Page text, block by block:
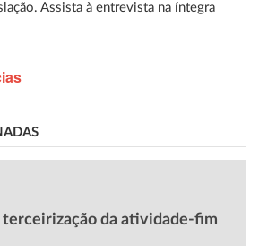
Assista à entrevista na íntegra
terceirização da atividade-fim